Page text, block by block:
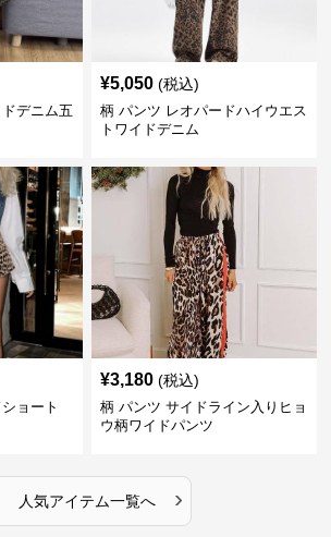
デニム五
¥5,050 (税込)
柄 パンツ レオパードハイウエス
トワイドデニム
ョート
¥3,180 (税込)
柄 パンツ サイドライン入りヒョ
ウ柄ワイドパンツ
人気アイテム一覧へ ›